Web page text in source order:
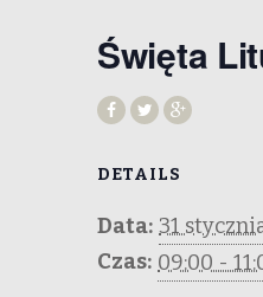
Święta
DETAILS
Data: 31
Czas: 09:00 -